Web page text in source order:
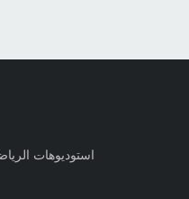
استوديوهات